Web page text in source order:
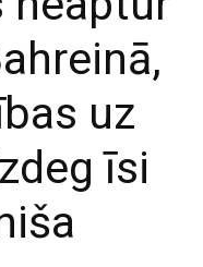
uz
īsi